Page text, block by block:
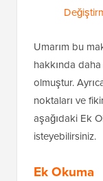
Umarım bu
hakkında
olmuştur.
noktaları ve
aşağıdaki Ek
isteyebilirsiniz.
Ek Okuma